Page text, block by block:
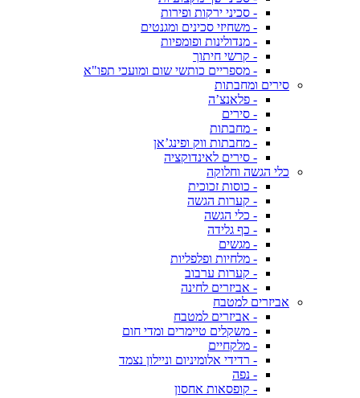
- סכיני ירקות ופירות
- משחיזי סכינים ומגנטים
- מנדולינות ופומפיות
- קרשי חיתוך
- מספריים כותשי שום ומועכי תפו"א
סירים ומחבתות
- פלאנצ’ה
- סירים
- מחבתות
- מחבתות ווק ופינג’אן
- סירים לאינדוקציה
כלי הגשה וחלוקה
- כוסות זכוכית
- קערות הגשה
- כלי הגשה
- כף גלידה
- מגשים
- מלחיות ופלפליות
- קערות ערבוב
- אביזרים לחינה
אביזרים למטבח
- אביזרים למטבח
- משקלים טיימרים ומדי חום
- מלקחיים
- רדידי אלומיניום וניילון נצמד
- נפה
- קופסאות אחסון